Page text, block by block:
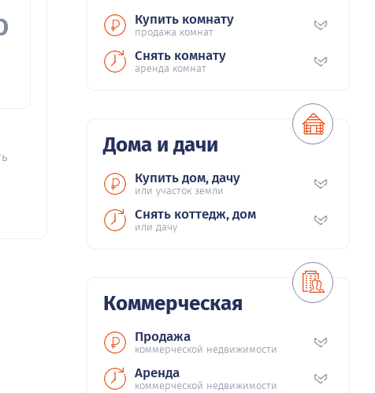
Купить комнату
продажа комнат
Снять комнату
аренда комнат
Дома и дачи
Купить дом, дачу
или участок земли
Снять коттедж, дом
или дачу
Коммерческая
Продажа
коммерческой недвижимости
Аренда
коммерческой недвижимости